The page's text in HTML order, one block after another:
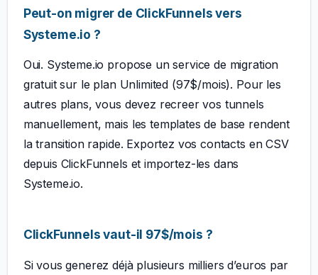
Peut-on migrer de ClickFunnels vers
Systeme.io ?
Oui. Systeme.io propose un service de migration
gratuit sur le plan Unlimited (97$/mois). Pour les
autres plans, vous devez recreer vos tunnels
manuellement, mais les templates de base rendent
la transition rapide. Exportez vos contacts en CSV
depuis ClickFunnels et importez-les dans
Systeme.io.
ClickFunnels vaut-il 97$/mois ?
Si vous generez déjà plusieurs milliers d’euros par